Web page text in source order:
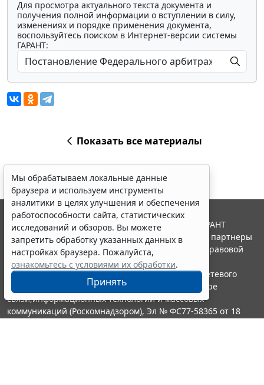
Для просмотра актуального текста документа и
получения полной информации о вступлении в силу,
изменениях и порядке применения документа,
воспользуйтесь поиском в Интернет-версии системы
ГАРАНТ:
Показать все материалы
Мы обрабатываем локальные данные
браузера и используем инструменты
аналитики в целях улучшения и обеспечения
работоспособности сайта, статистических
исследований и обзоров. Вы можете
запретить обработку указанных данных в
настройках браузера. Пожалуйста,
ознакомьтесь с условиями их обработки.
Принять
© ООО "НПП "ГАРАНТ-СЕРВИС", 2026. Система ГАРАНТ
выпускается с 1990 года. Компания "Гарант" и ее партнеры
являются участниками Российской ассоциации правовой
информации ГАРАНТ.
Портал ГАРАНТ.РУ зарегистрирован в качестве сетевого
издания Федеральной службой по надзору в сфере
связи,информационных технологий и массовых
коммуникаций (Роскомнадзором), Эл № ФС77-58365 от 18